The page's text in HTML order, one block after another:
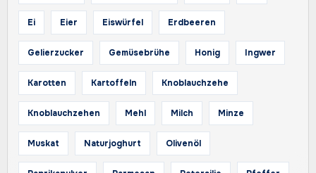
Ei Eier Eiswürfel Erdbeeren
Gelierzucker Gemüsebrühe Honig Ingwer
Karotten Kartoffeln Knoblauchzehe
Knoblauchzehen Mehl Milch Minze
Muskat Naturjoghurt Olivenöl